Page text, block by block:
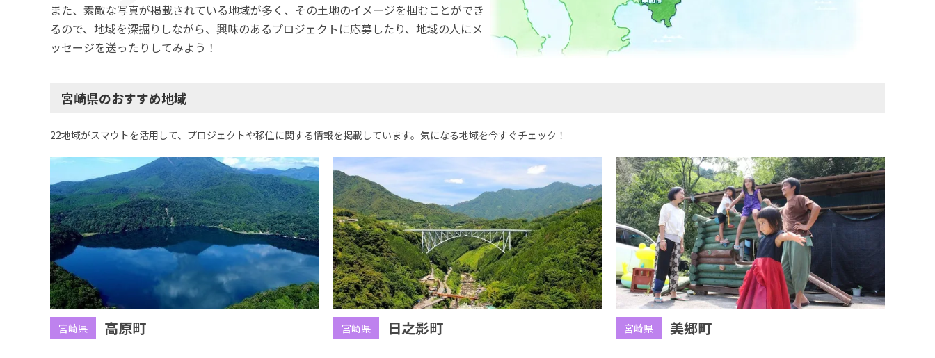
また、素敵な写真が掲載されている地域が多く、その土地のイメージを掴むことができ
るので、地域を深掘りしながら、興味のあるプロジェクトに応募したり、地域の人にメ
ッセージを送ったりしてみよう！
宮崎県のおすすめ地域
22地域がスマウトを活用して、プロジェクトや移住に関する情報を掲載しています。気になる地域を今すぐチェック！
宮崎県 高原町 宮崎県 日之影町 宮崎県 美郷町